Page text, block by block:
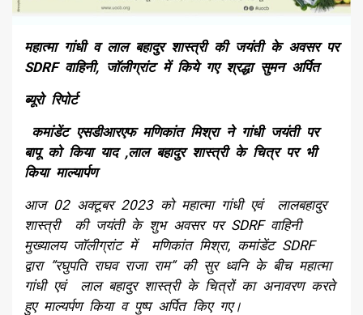
महात्मा गांधी व लाल बहादुर शास्त्री की जयंती के अवसर पर
SDRF वाहिनी, जॉलीग्रांट में किये गए श्रद्धा सुमन अर्पित
ब्यूरो रिपोर्ट
कमांडेंट एसडीआरएफ मणिकांत मिश्रा ने गांधी जयंती पर
बापू को किया याद ,लाल बहादुर शास्त्री के चित्र पर भी
किया माल्यार्पण
आज 02 अक्टूबर 2023 को महात्मा गांधी एवं लालबहादुर
शास्त्री की जयंती के शुभ अवसर पर SDRF वाहिनी
मुख्यालय जॉलीग्रांट में मणिकांत मिश्रा, कमांडेंट SDRF
द्वारा ”रघुपति राघव राजा राम” की सुर ध्वनि के बीच महात्मा
गांधी एवं लाल बहादुर शास्त्री के चित्रों का अनावरण करते
हुए माल्यर्पण किया व पुष्प अर्पित किए गए।